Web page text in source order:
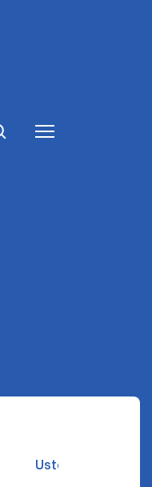
Ustozlar suhbatin